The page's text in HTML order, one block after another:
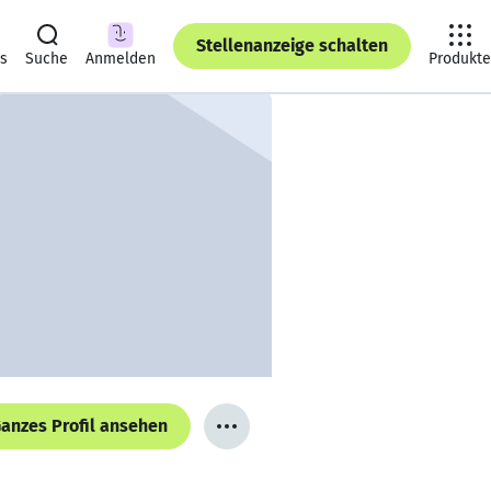
Suche Anmelden
Stellenanzeige schalten
Produkte
Profil ansehen